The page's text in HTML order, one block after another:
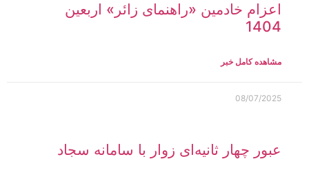
اعزام خادمین «راهنمای زائر» اربعین
1404
مشاهده کامل خبر
08/07/2025
عبور چهار ثانیه‌ای زوار با سامانه سجاد